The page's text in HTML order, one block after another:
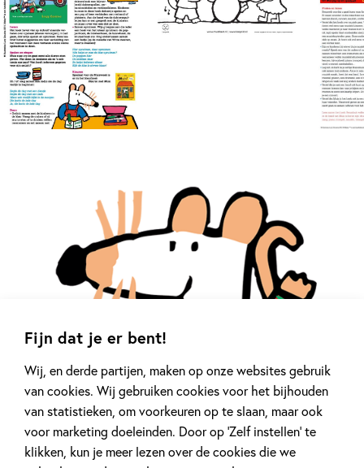
Fijn dat je er bent!
Wij, en derde partijen, maken op onze websites gebruik
van cookies. Wij gebruiken cookies voor het bijhouden
van statistieken, om voorkeuren op te slaan, maar ook
voor marketing doeleinden. Door op ‘Zelf instellen’ te
klikken, kun je meer lezen over de cookies die we